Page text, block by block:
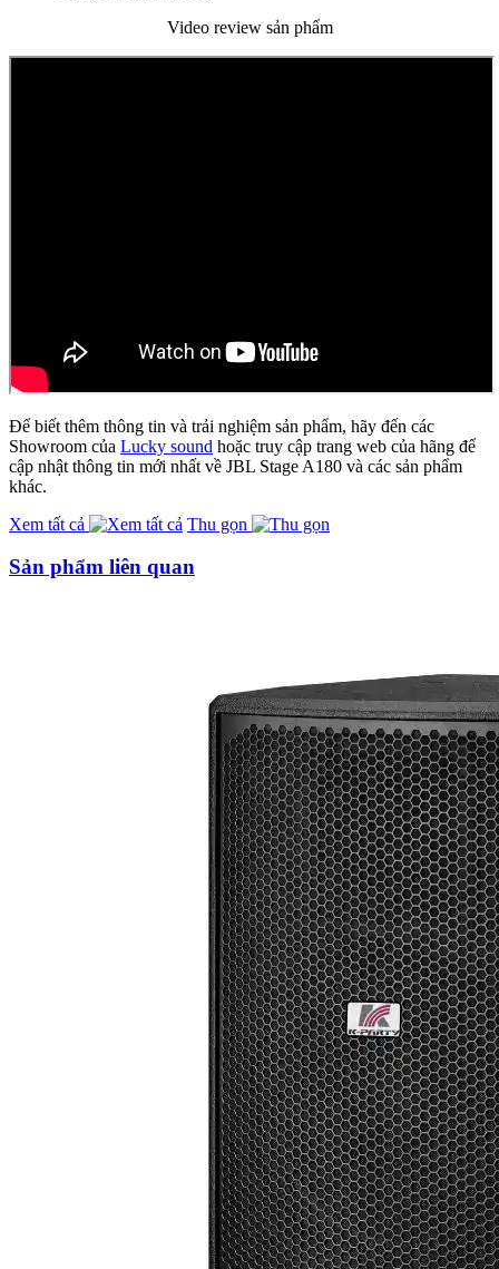
Video review sản phẩm
Để biết thêm thông tin và trải nghiệm sản phẩm, hãy đến các
Showroom của Lucky sound hoặc truy cập trang web của hãng để
cập nhật thông tin mới nhất về JBL Stage A180 và các sản phẩm
khác.
Xem tất cả
Thu gọn
Sản phẩm liên quan